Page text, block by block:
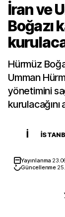
İran ve
Boğazı
Hürmüz
Umman
yönetimini
kurulacağını
İ
Yayınlanma
Güncellenme